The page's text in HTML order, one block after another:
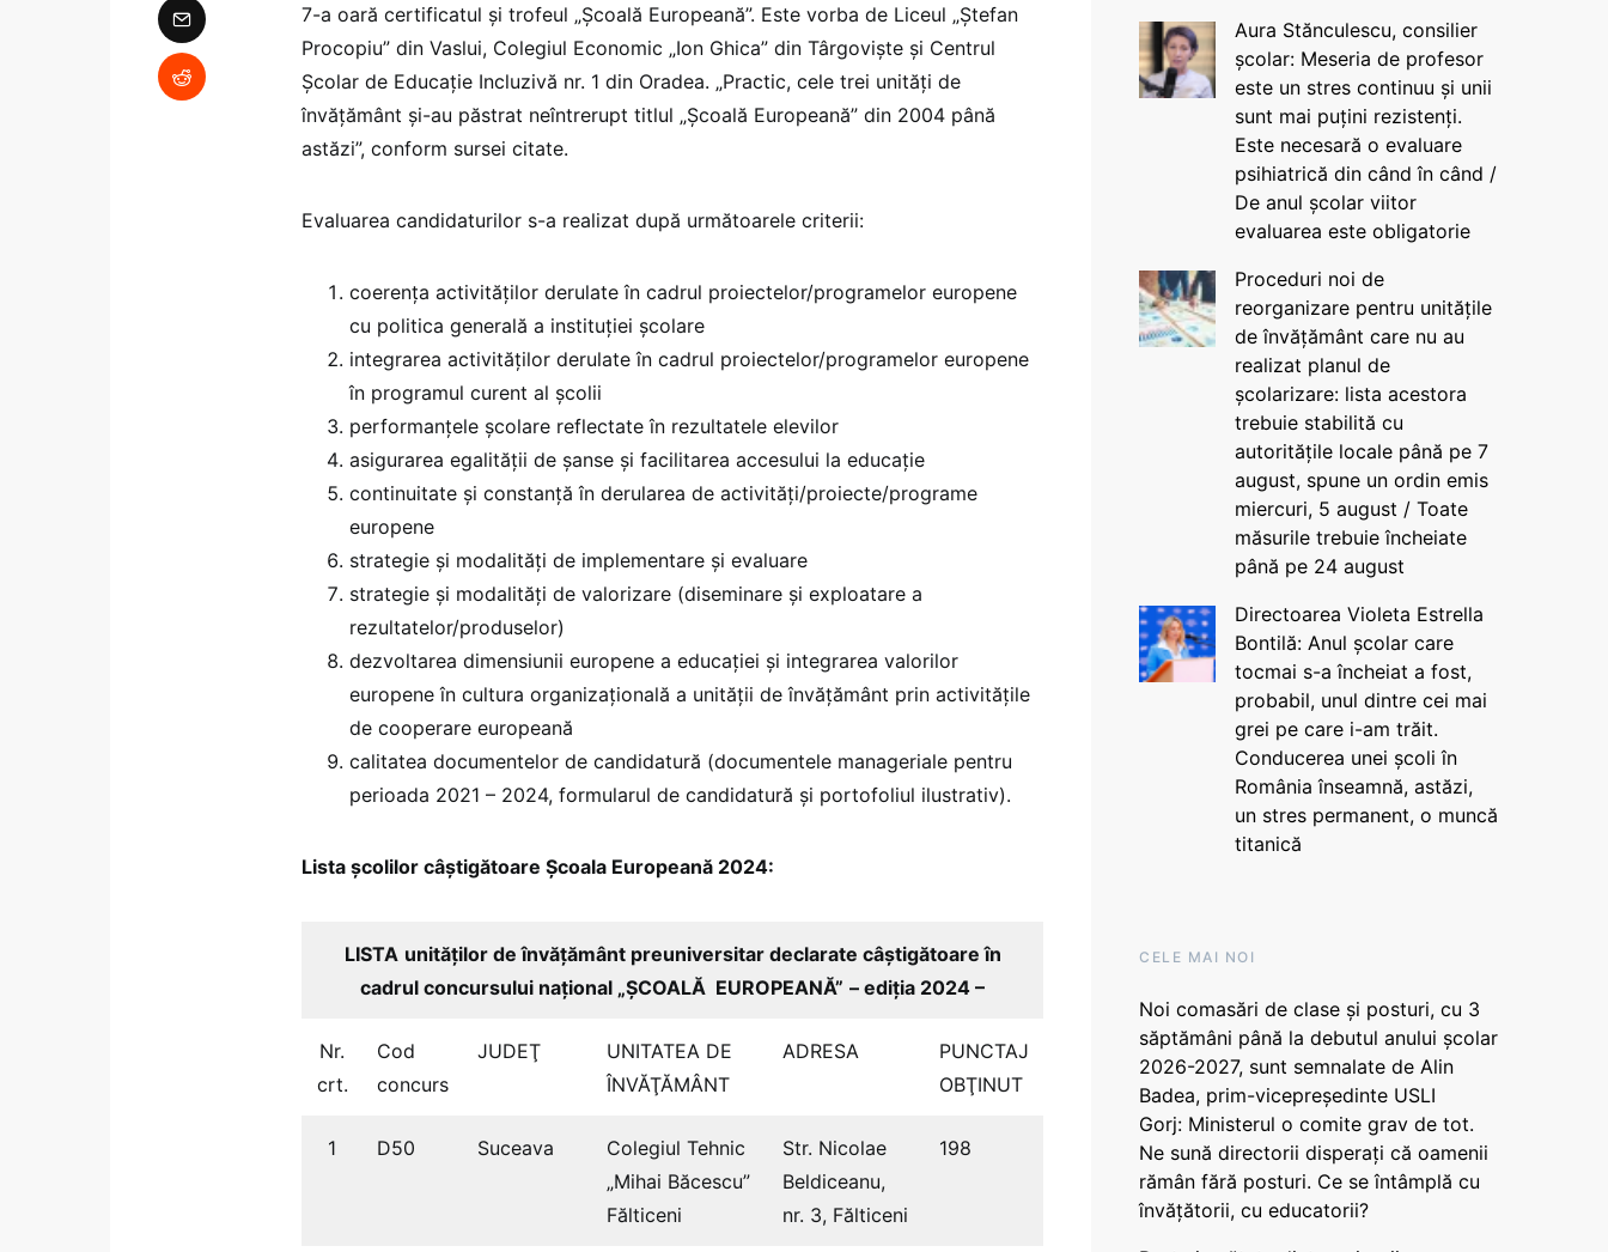
7-a oară certificatul și trofeul „Școală Europeană”. Este vorba de Liceul „Ștefan
Procopiu” din Vaslui, Colegiul Economic „Ion Ghica” din Târgoviște și Centrul
Școlar de Educație Incluzivă nr. 1 din Oradea. „Practic, cele trei unități de
învățământ și-au păstrat neîntrerupt titlul „Școală Europeană” din 2004 până
astăzi”, conform sursei citate.
Evaluarea candidaturilor s-a realizat după următoarele criterii:
coerenţa activităţilor derulate în cadrul proiectelor/programelor europene
cu politica generală a instituţiei şcolare
integrarea activităţilor derulate în cadrul proiectelor/programelor europene
în programul curent al şcolii
performanțele școlare reflectate în rezultatele elevilor
asigurarea egalităţii de şanse și facilitarea accesului la educație
continuitate şi constanţă în derularea de activităţi/proiecte/programe
europene
strategie şi modalităţi de implementare și evaluare
strategie şi modalităţi de valorizare (diseminare şi exploatare a
rezultatelor/produselor)
dezvoltarea dimensiunii europene a educației și integrarea valorilor
europene în cultura organizațională a unității de învățământ prin activitățile
de cooperare europeană
calitatea documentelor de candidatură (documentele manageriale pentru
perioada 2021 – 2024, formularul de candidatură și portofoliul ilustrativ).
Lista școlilor câștigătoare Școala Europeană 2024:
LISTA unităţilor de învăţământ preuniversitar declarate câştigătoare în
cadrul concursului național „ŞCOALĂ EUROPEANĂ” – ediția 2024 –
Nr.
crt.
Cod
concurs
JUDEŢ
UNITATEA DE
ÎNVĂŢĂMÂNT
ADRESA
PUNCTAJ
OBŢINUT
1 D50 Suceava
Colegiul Tehnic
„Mihai Băcescu”
Fălticeni
Str. Nicolae
Beldiceanu,
nr. 3, Fălticeni
198
Aura Stănculescu, consilier
școlar: Meseria de profesor
este un stres continuu și unii
sunt mai puțini rezistenți.
Este necesară o evaluare
psihiatrică din când în când /
De anul școlar viitor
evaluarea este obligatorie
Proceduri noi de
reorganizare pentru unitățile
de învățământ care nu au
realizat planul de
școlarizare: lista acestora
trebuie stabilită cu
autoritățile locale până pe 7
august, spune un ordin emis
miercuri, 5 august / Toate
măsurile trebuie încheiate
până pe 24 august
Directoarea Violeta Estrella
Bontilă: Anul școlar care
tocmai s-a încheiat a fost,
probabil, unul dintre cei mai
grei pe care i-am trăit.
Conducerea unei școli în
România înseamnă, astăzi,
un stres permanent, o muncă
titanică
CELE MAI NOI
Noi comasări de clase și posturi, cu 3
săptămâni până la debutul anului școlar
2026-2027, sunt semnalate de Alin
Badea, prim-vicepreședinte USLI
Gorj: Ministerul o comite grav de tot.
Ne sună directorii disperați că oamenii
rămân fără posturi. Ce se întâmplă cu
învățătorii, cu educatorii?